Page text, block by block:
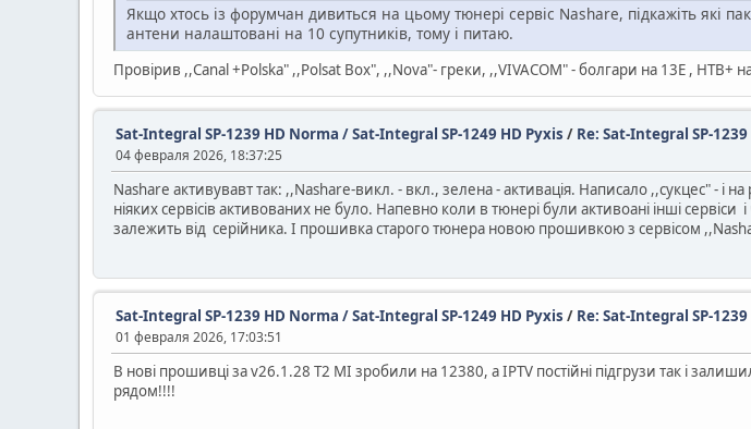
Якщо хтось із форумчан дивиться на цьому тюнері сервіс Nashare, підкажіть які
антени налаштовані на 10 супутників, тому і питаю.
Провірив ,,Canal +Polska" ,,Polsat Box", ,,Nova"- греки, ,,VIVACOM" - болгари на 13Е , НТВ+
Sat-Integral SP-1239 HD Norma / Sat-Integral SP-1249 HD Pyxis / Re: Sat-Integral SP-
04 февраля 2026, 18:37:25
Nashare активувавт так: ,,Nashare-викл. - вкл., зелена - активація. Написало ,,сукцес" - і
ніяких сервісів активованих не було. Напевно коли в тюнері були активоані інші
залежить від серійника. І прошивка старого тюнера новою прошивкою з сервісом
Sat-Integral SP-1239 HD Norma / Sat-Integral SP-1249 HD Pyxis / Re: Sat-Integral SP-
01 февраля 2026, 17:03:51
В нові прошивці за v26.1.28 Т2 МІ зробили на 12380, а IPTV постійні підгрузи так і
рядом!!!!